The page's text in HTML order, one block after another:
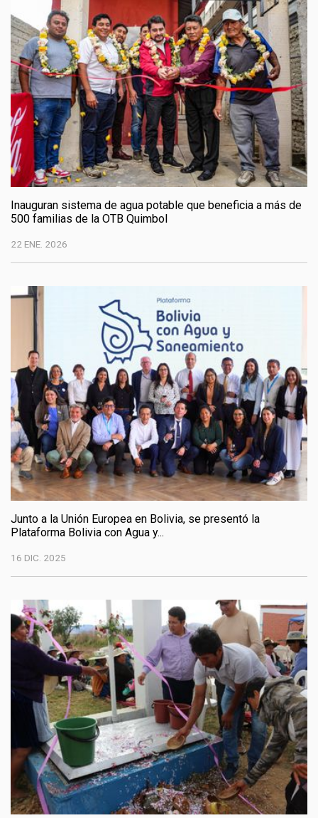
Inauguran sistema de agua potable que beneficia a más de
500 familias de la OTB Quimbol
22 ENE. 2026
Junto a la Unión Europea en Bolivia, se presentó la
Plataforma Bolivia con Agua y...
16 DIC. 2025